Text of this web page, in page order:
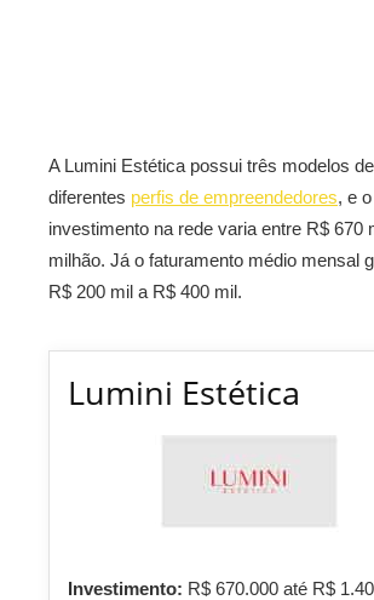
A Lumini Estética possui três modelos
diferentes perfis de empreendedores, e
investimento na rede varia entre R$ 670
milhão. Já o faturamento médio mensal
R$ 200 mil a R$ 400 mil.
Lumini Estética
Investimento: R$ 670.000 até R$